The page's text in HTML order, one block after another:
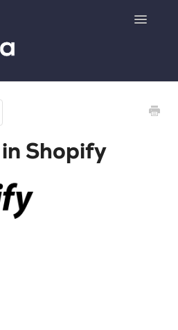
Toggle
Shopify